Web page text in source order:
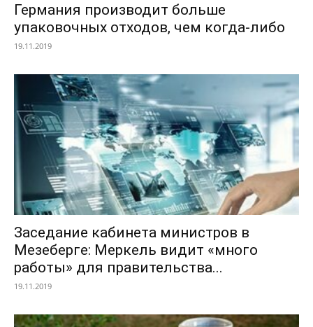
Германия производит больше
упаковочных отходов, чем когда-либо
19.11.2019
Заседание кабинета министров в
Мезеберге: Меркель видит «много
работы» для правительства...
19.11.2019